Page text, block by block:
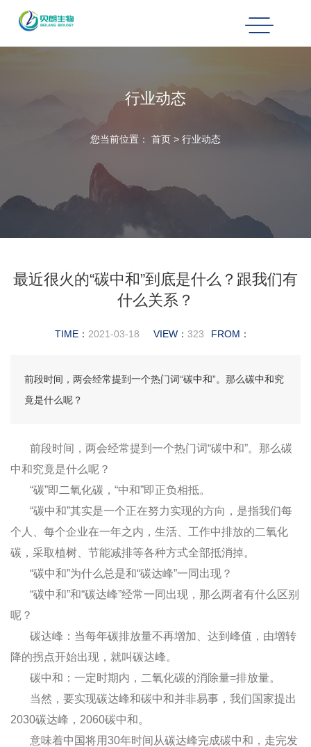
行业动态
您当前位置： 首页 > 行业动态
最近很火的“碳中和”到底是什么？跟我们有
什么关系？
TIME： 2021-03-18 VIEW： 323 FROM：
前段时间，两会经常提到一个热门词“碳中和”。那么碳中和究
竟是什么呢？
前段时间，两会经常提到一个热门词“碳中和”。那么碳
中和究竟是什么呢？
“碳”即二氧化碳，“中和”即正负相抵。
“碳中和”其实是一个正在努力实现的方向，是指我们每
个人、每个企业在一年之内，生活、工作中排放的二氧化
碳，采取植树、节能减排等各种方式全部抵消掉。
“碳中和”为什么总是和“碳达峰”一同出现？
“碳中和”和“碳达峰”经常一同出现，那么两者有什么区别
呢？
碳达峰：当每年碳排放量不再增加、达到峰值，由增转
降的拐点开始出现，就叫碳达峰。
碳中和：一定时期内，二氧化碳的消除量=排放量。
当然，要实现碳达峰和碳中和并非易事，我们国家提出
2030碳达峰，2060碳中和。
意味着中国将用30年时间从碳达峰完成碳中和，走完发